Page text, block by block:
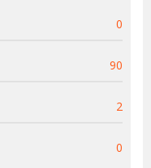
0
90
2
0